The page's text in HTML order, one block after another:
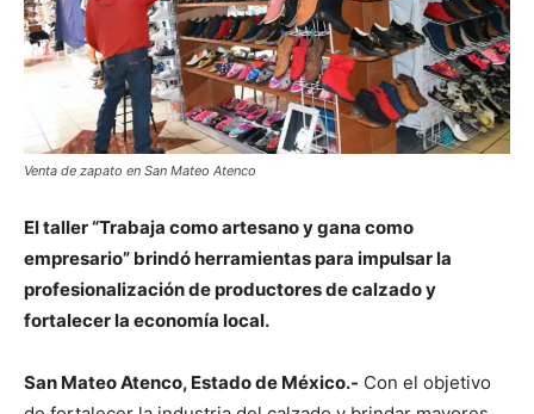
Venta de zapato en San Mateo Atenco
El taller “Trabaja como artesano y gana como
empresario” brindó herramientas para impulsar la
profesionalización de productores de calzado y
fortalecer la economía local.
San Mateo Atenco, Estado de México.- Con el objetivo